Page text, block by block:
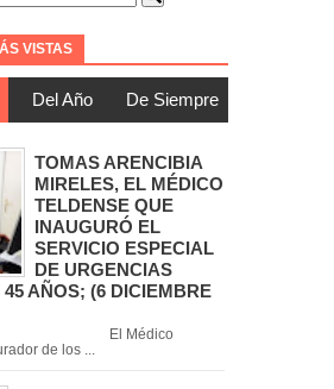
VISTAS
Del Año De Siempre
TOMAS ARENCIBIA
MIRELES, EL MÉDICO
TELDENSE QUE
INAUGURÓ EL
SERVICIO ESPECIAL
DE URGENCIAS
AÑOS; (6 DICIEMBRE
de los ...